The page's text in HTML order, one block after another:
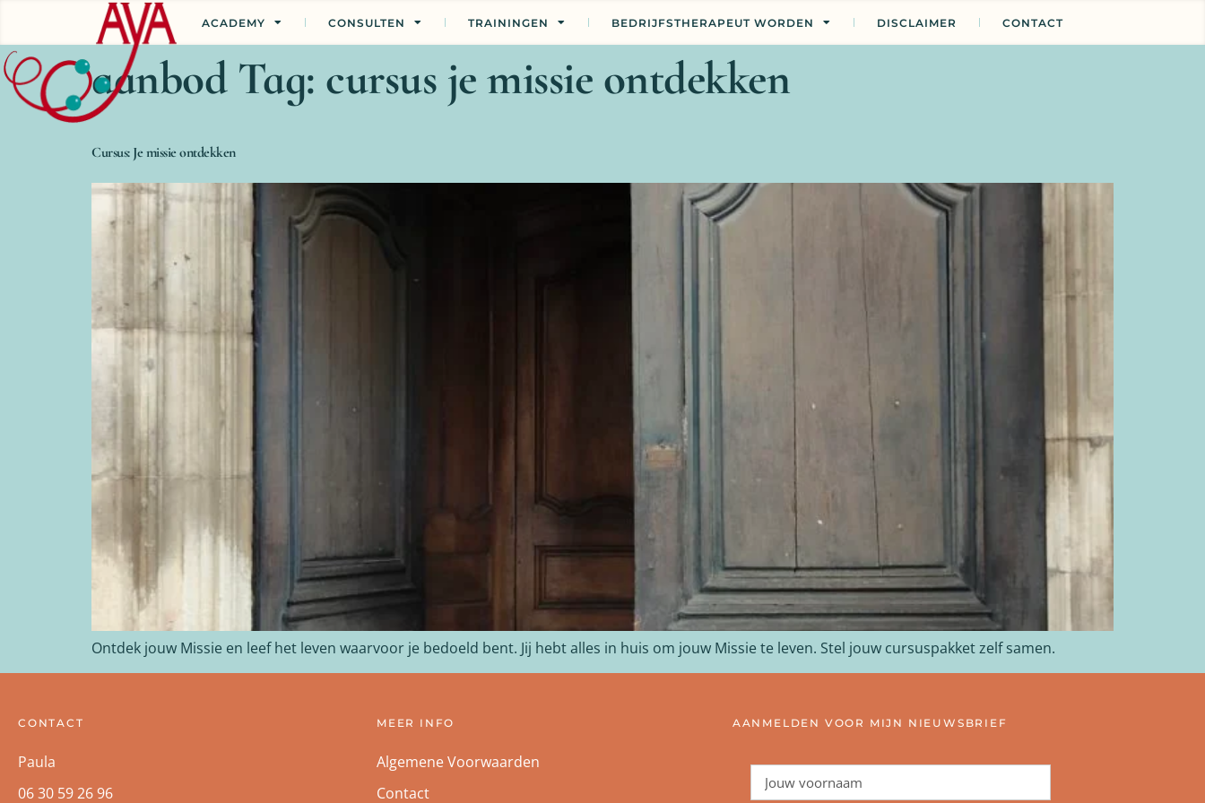
ACADEMY CONSULTEN TRAININGEN BEDRIJFSTHERAPEUT WORDEN DISCLAIMER CONTACT
aanbod Tag: cursus je missie ontdekken
Cursus: Je missie ontdekken
Ontdek jouw Missie en leef het leven waarvoor je bedoeld bent. Jij hebt alles in huis om jouw Missie te leven. Stel jouw cursuspakket zelf samen.
CONTACT
Paula
06 30 59 26 96
MEER INFO
Algemene Voorwaarden
Contact
AANMELDEN VOOR MIJN NIEUWSBRIEF